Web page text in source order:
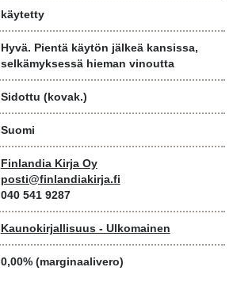
käytetty
Hyvä. Pientä käytön jälkeä kansissa,
selkämyksessä hieman vinoutta
Sidottu (kovak.)
Suomi
Finlandia Kirja Oy
posti@finlandiakirja.fi
040 541 9287
Kaunokirjallisuus - Ulkomainen
0,00% (marginaalivero)